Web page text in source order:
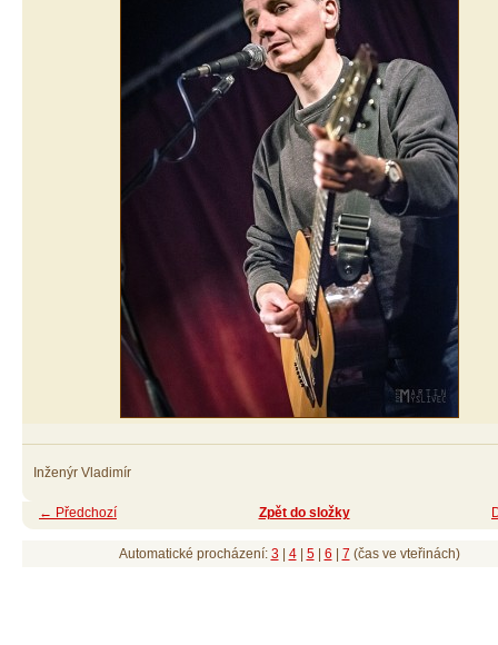
Inženýr Vladimír
← Předchozí Zpět do složky
Automatické procházení: 3| 4| 5| 6 7 (čas ve vteřinách)